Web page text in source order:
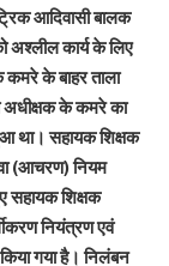
आदिवासी बालक
अश्लील कार्य के लिए
कमरे के बाहर ताला
अधीक्षक के कमरे का
था। सहायक शिक्षक
(आचरण) नियम
सहायक शिक्षक
नियंत्रण एवं
गया है। निलंबन